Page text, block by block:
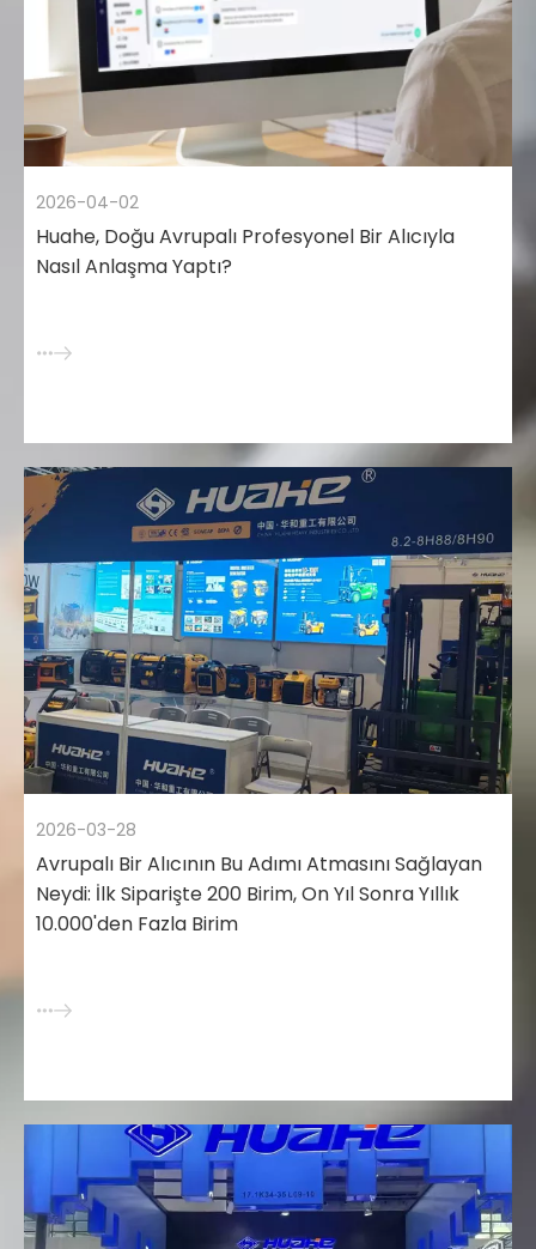
2026-04-02
Huahe, Doğu Avrupalı ​​Profesyonel Bir Alıcıyla
Nasıl Anlaşma Yaptı?
2026-03-28
Avrupalı ​​Bir Alıcının Bu Adımı Atmasını Sağlayan
Neydi: İlk Siparişte 200 Birim, On Yıl Sonra Yıllık
10.000'den Fazla Birim